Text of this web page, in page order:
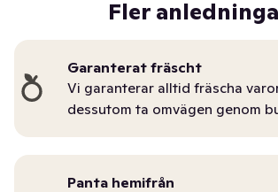
Fler
Garanterat fräscht
Vi garanterar alltid fräscha
dessutom ta omvägen genom
Panta hemifrån